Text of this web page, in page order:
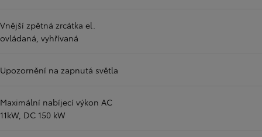
Vnější zpětná zrcátka el.
ovládaná, vyhřívaná
Upozornění na zapnutá světla
Maximální nabíjecí výkon AC
11kW, DC 150 kW